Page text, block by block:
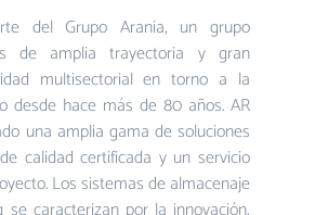
del Grupo Arania, un grupo
de amplia trayectoria y gran
multisectorial en torno a la
desde hace más de 80 años. AR
una amplia gama de soluciones
calidad certificada y un servicio
Los sistemas de almacenaje